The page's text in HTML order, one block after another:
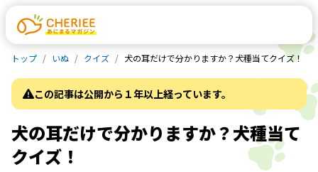
トップ いぬ クイズ 犬の耳だけで分かりますか？犬種当てクイズ！
この記事は公開から１年以上経っています。
犬の耳だけで分かりますか？犬種当て
クイズ！